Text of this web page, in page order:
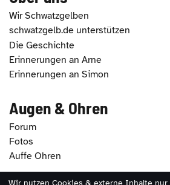
Wir Schwatzgelben
schwatzgelb.de unterstützen
Die Geschichte
Erinnerungen an Arne
Erinnerungen an Simon
Augen & Ohren
Forum
Fotos
Auffe Ohren
Wir nutzen Cookies & externe Inhalte